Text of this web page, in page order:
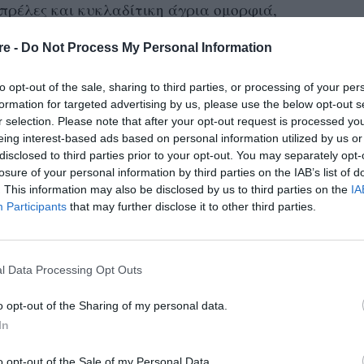
- Do Not Process My Personal Information
opt-out of the sale, sharing to third parties, or processing of your
for targeted advertising by us, please use the below opt-out
selection. Please note that after your opt-out request is processed
interest-based ads based on personal information utilized by us
to third parties prior to your opt-out. You may separately
of your personal information by third parties on the IAB’s list of
This information may also be disclosed by us to third parties on the
Participants that may further disclose it to other third parties.
Data Processing Opt Outs
opt-out of the Sharing of my personal data.
και κυκλαδίτικη άγρια ομορφιά,
άνετα όλο το καλοκαίρι: είναι ένα
άνετο, καθώς προσφέρει στήριξη στα
χάρη στο χρώμα του, μπορεί να
σε ρόλο τοπ σε συνδυασμό με μια
, ακόμα και για ένα απογευματινό ποτό
σχεδιάστριας συμπλήρωσε ένα πλατύγυρο
Κοντοβά: